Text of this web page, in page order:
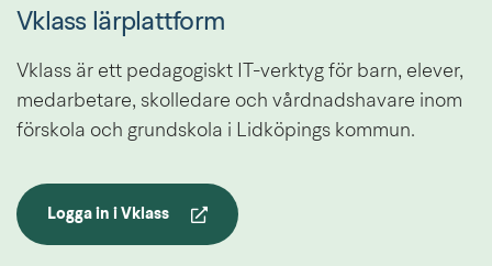
Vklass lärplattform
Vklass är ett pedagogiskt IT-verktyg för barn, elever,
medarbetare, skolledare och vårdnadshavare inom
förskola och grundskola i Lidköpings kommun.
Logga in i Vklass
Länk till annan webbplats.